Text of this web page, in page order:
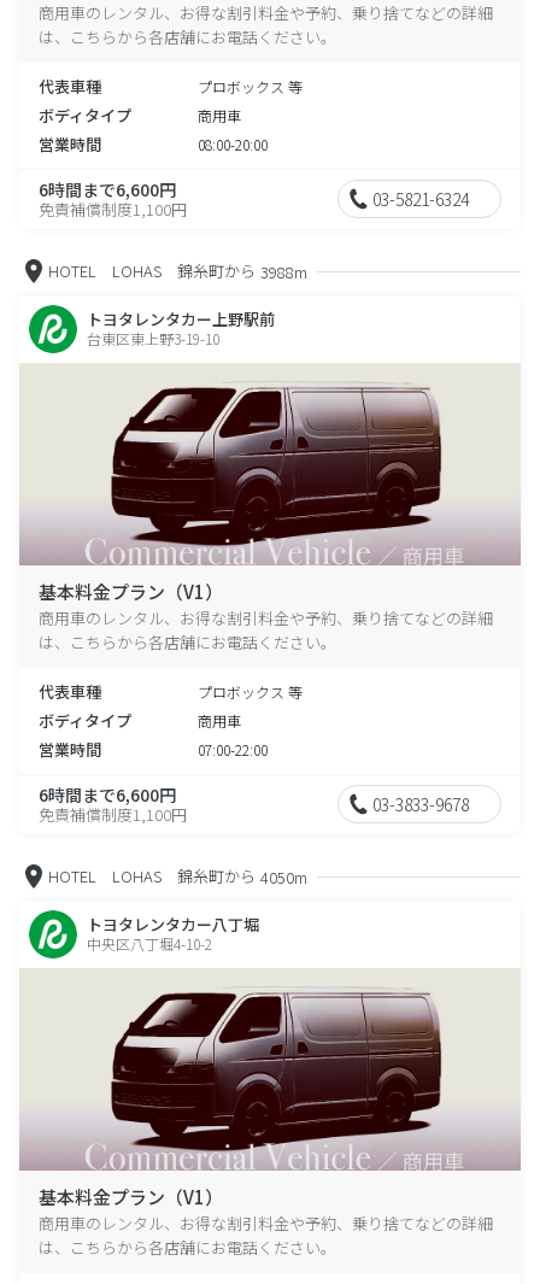
商用車のレンタル、お得な割引料金や予約、乗り捨てなどの詳細
は、こちらから各店舗にお電話ください。
代表車種 プロボックス 等
ボディタイプ 商用車
営業時間 08:00-20:00
6時間まで6,600円
免責補償制度1,100円 03-5821-6324
HOTEL LOHAS 錦糸町から 3988m
トヨタレンタカー上野駅前
台東区東上野3-19-10
基本料金プラン（V1）
商用車のレンタル、お得な割引料金や予約、乗り捨てなどの詳細
は、こちらから各店舗にお電話ください。
代表車種 プロボックス 等
ボディタイプ 商用車
営業時間 07:00-22:00
6時間まで6,600円
免責補償制度1,100円 03-3833-9678
HOTEL LOHAS 錦糸町から 4050m
トヨタレンタカー八丁堀
中央区八丁堀4-10-2
基本料金プラン（V1）
商用車のレンタル、お得な割引料金や予約、乗り捨てなどの詳細
は、こちらから各店舗にお電話ください。